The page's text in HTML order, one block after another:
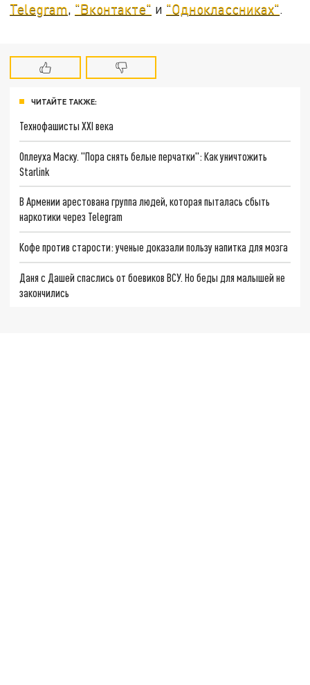
Telegram, "Вконтакте" и "Одноклассниках".
ЧИТАЙТЕ ТАКЖЕ:
Технофашисты XXI века
Оплеуха Маску. "Пора снять белые перчатки": Как уничтожить
Starlink
В Армении арестована группа людей, которая пыталась сбыть
наркотики через Telegram
Кофе против старости: ученые доказали пользу напитка для мозга
Даня с Дашей спаслись от боевиков ВСУ. Но беды для малышей не
закончились